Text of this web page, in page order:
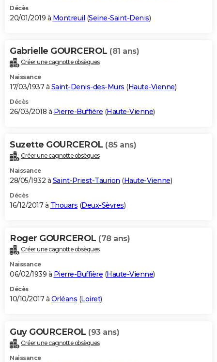
Décès
20/01/2019 à Montreuil (Seine-Saint-Denis)
Gabrielle GOURCEROL (81 ans)
Créer une cagnotte obsèques
Naissance
17/03/1937 à Saint-Denis-des-Murs (Haute-Vienne)
Décès
26/03/2018 à Pierre-Buffière (Haute-Vienne)
Suzette GOURCEROL (85 ans)
Créer une cagnotte obsèques
Naissance
28/05/1932 à Saint-Priest-Taurion (Haute-Vienne)
Décès
16/12/2017 à Thouars (Deux-Sèvres)
Roger GOURCEROL (78 ans)
Créer une cagnotte obsèques
Naissance
06/02/1939 à Pierre-Buffière (Haute-Vienne)
Décès
10/10/2017 à Orléans (Loiret)
Guy GOURCEROL (93 ans)
Créer une cagnotte obsèques
Naissance